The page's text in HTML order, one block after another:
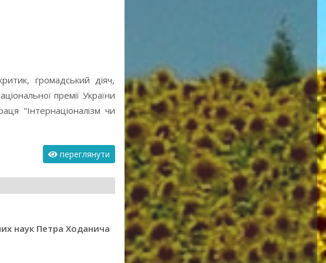
громадський діяч,
премії України
"Інтернаціоналізм чи
переглянути
наук Петра Ходанича